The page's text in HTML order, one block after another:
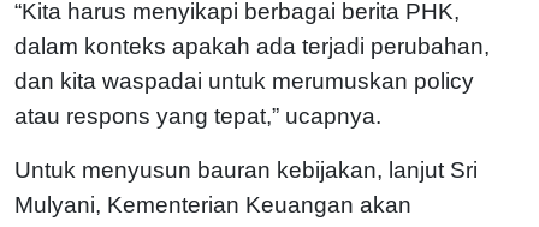
“Kita harus menyikapi berbagai berita PHK,
dalam konteks apakah ada terjadi perubahan,
dan kita waspadai untuk merumuskan policy
atau respons yang tepat,” ucapnya.
Untuk menyusun bauran kebijakan, lanjut Sri
Mulyani, Kementerian Keuangan akan